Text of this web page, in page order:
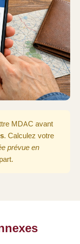
MDAC avant
. Calculez votre
prévue en